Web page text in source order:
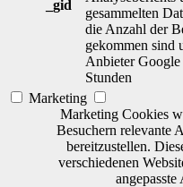
_gid
gesammelten
die Anzahl der
gekommen sind
Anbieter Google
Stunden
Marketing
Marketing Cookies
Besuchern relevante
bereitzustellen.
verschiedenen